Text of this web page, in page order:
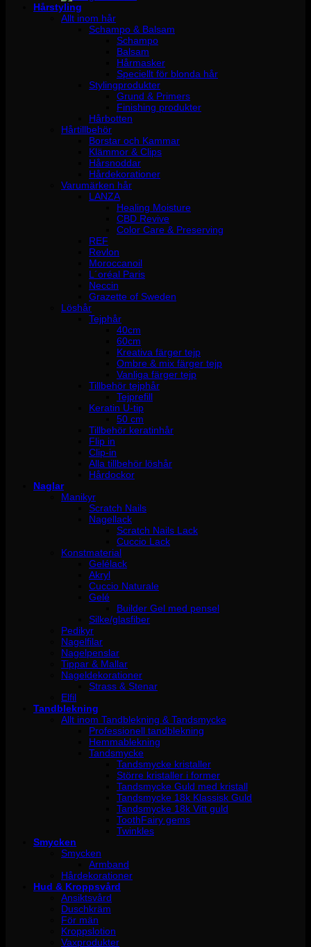
Hårstyling
Allt inom hår
Schampo & Balsam
Schampo
Balsam
Hårmasker
Speciellt för blonda hår
Stylingprodukter
Grund & Primers
Finishing produkter
Hårbotten
Hårtillbehör
Borstar och Kammar
Klämmor & Clips
Hårsnoddar
Hårdekorationer
Varumärken hår
LANZA
Healing Moisture
CBD Revive
Color Care & Preserving
REF
Revlon
Moroccanoil
L´oréal Paris
Neccin
Grazette of Sweden
Löshår
Tejphår
40cm
60cm
Kreativa färger tejp
Ombre & mix färger tejp
Vanliga färger tejp
Tillbehör tejphår
Tejprefill
Keratin U-tip
50 cm
Tillbehör keratinhår
Flip in
Clip-in
Alla tillbehör löshår
Hårdockor
Naglar
Manikyr
Scratch Nails
Nagellack
Scratch Nails Lack
Cuccio Lack
Konstmaterial
Gelélack
Akryl
Cuccio Naturale
Gelé
Builder Gel med pensel
Silke/glasfiber
Pedikyr
Nagelfilar
Nagelpenslar
Tippar & Mallar
Nageldekorationer
Strass & Stenar
Elfil
Tandblekning
Allt inom Tandblekning & Tandsmycke
Professionell tandblekning
Hemmablekning
Tandsmycke
Tandsmycke kristaller
Större kristaller i former
Tandsmycke Guld med kristall
Tandsmycke 18k Klassisk Guld
Tandsmycke 18k Vitt guld
ToothFairy gems
Twinkles
Smycken
Smycken
Armband
Hårdekorationer
Hud & Kroppsvård
Ansiktsvård
Duschkräm
För män
Kroppslotion
Vaxprodukter